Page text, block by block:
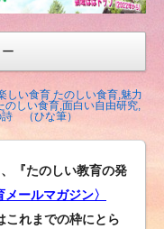
しい食育 たのしい食育,魅力
のしい食育,面白い自由研究,
（ひな筆）
『たのしい教育の発
メールマガジン〉
これまでの枠にとら